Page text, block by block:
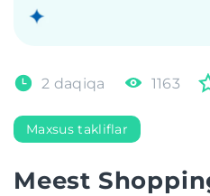
2 daqiqa 1163
Maxsus takliflar
Meest